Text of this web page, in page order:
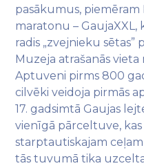
pasākumus, piemēram
maratonu – GaujaXXL,
radis „zvejnieku sētas”
Muzeja atrašanās
Aptuveni pirms 800
cilvēki veidoja pirmās
17. gadsimtā Gaujas
vienīgā pārceltuve, kas
starptautiskajam ceļam
tās tuvumā tika uzcelta